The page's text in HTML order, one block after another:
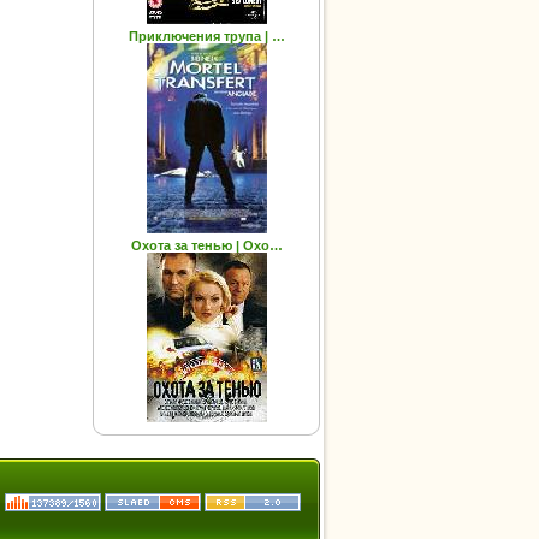
Приключения трупа | …
Охота за тенью | Охо…